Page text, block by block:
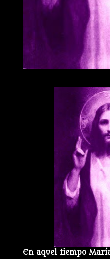
En aquel tiempo